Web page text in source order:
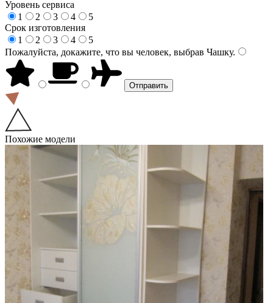
Уровень сервиса
1
2 3 4
5
Срок изготовления
1
2 3 4
5
Пожалуйста, докажите, что вы человек, выбрав Чашку.
Похожие модели